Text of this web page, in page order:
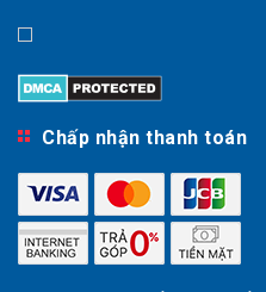
Chấp nhận thanh toán